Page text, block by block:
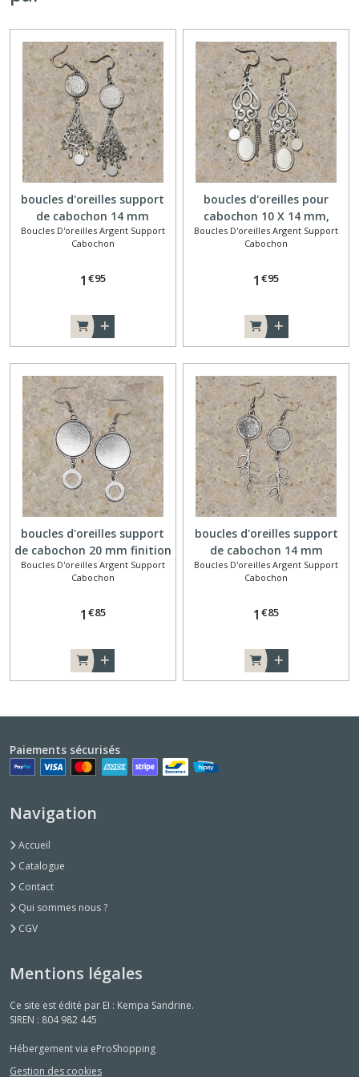
boucles d'oreilles support
de cabochon 14 mm
triangle et sequin
Boucles D'oreilles Argent Support
Cabochon
1 €95
boucles d'oreilles pour
cabochon 10 X 14 mm,
connecteur arabesque
Boucles D'oreilles Argent Support
Cabochon
1 €95
boucles d'oreilles support
de cabochon 20 mm finition
cercle
Boucles D'oreilles Argent Support
Cabochon
1 €85
boucles d'oreilles support
de cabochon 14 mm
branche
Boucles D'oreilles Argent Support
Cabochon
1 €85
Paiements sécurisés
Navigation
Accueil
Catalogue
Contact
Qui sommes nous ?
CGV
Mentions légales
Ce site est édité par EI : Kempa Sandrine.
SIREN : 804 982 445
Hébergement via eProShopping
Gestion des cookies